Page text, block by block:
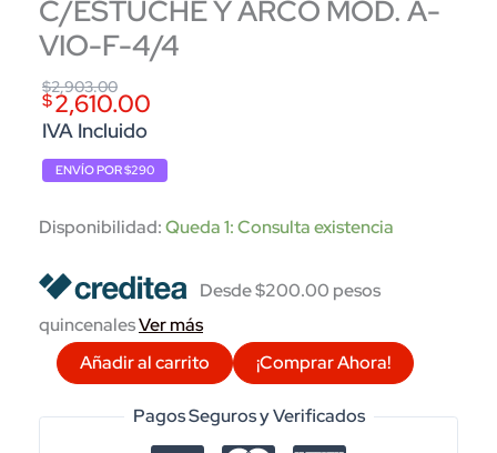
C/ESTUCHE Y ARCO MOD. A-
VIO-F-4/4
$2,903.00
Original
price
was:
$2,903.00.
$2,610.00
Current
price
is:
$2,610.00.
IVA Incluido
ENVÍO POR $290
Disponibilidad:Queda 1: Consulta existencia
Desde $200.00 pesos
quincenalesVer más
VIOLIN
ANDOLINI
FLAMA
Añadir al carrito ¡Comprar Ahora!
Pagos Seguros y Verificados